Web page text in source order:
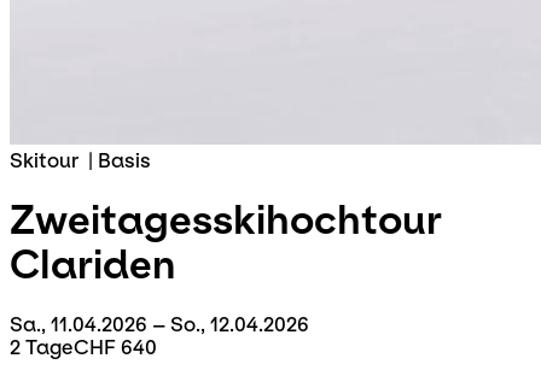
Skitour | Basis
Zweitagesskihochtour
Clariden
Sa., 11.04.2026 – So., 12.04.2026
2 TageCHF 640